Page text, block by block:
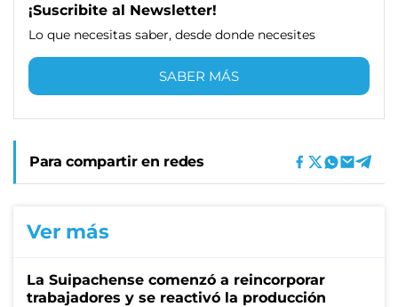
¡Suscribite al Newsletter!
Lo que necesitas saber, desde donde necesites
SABER MÁS
Para compartir en redes
Ver más
La Suipachense comenzó a reincorporar
trabajadores y se reactivó la producción